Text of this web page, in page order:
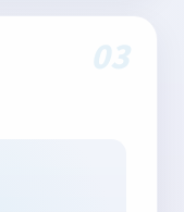
03